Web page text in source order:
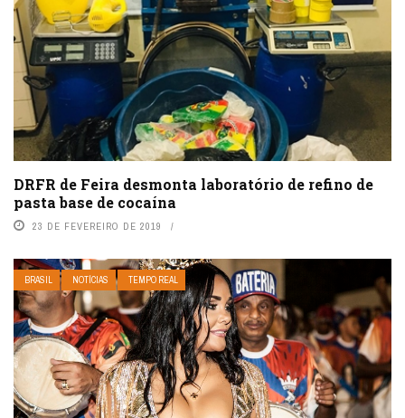
DRFR de Feira desmonta laboratório de refino de
pasta base de cocaína
23 DE FEVEREIRO DE 2019
BRASIL NOTÍCIAS TEMPO REAL